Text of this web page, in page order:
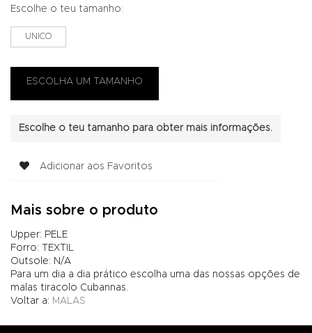
Escolhe o teu tamanho:
UNICO
Escolhe o teu tamanho para obter mais informações.
Adicionar aos Favoritos
Mais sobre o produto
Upper: PELE
Forro: TEXTIL
Outsole: N/A
Para um dia a dia prático escolha uma das nossas opções de
malas tiracolo Cubannas.
Voltar a: MALAS